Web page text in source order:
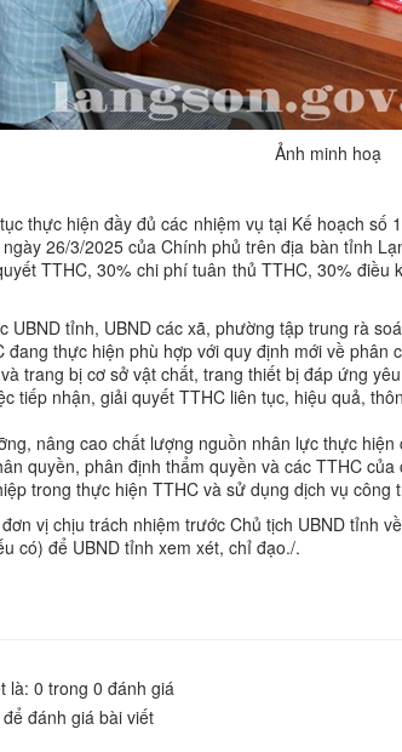
Ảnh minh hoạ
thực hiện đầy đủ các nhiệm vụ tại Kế hoạch số
26/3/2025 của Chính phủ trên địa bàn tỉnh
TTHC, 30% chi phí tuân thủ TTHC, 30%
UBND tỉnh, UBND các xã, phường tập trung rà
đang thực hiện phù hợp với quy định mới về
trang bị cơ sở vật chất, trang thiết bị đáp ứng
tiếp nhận, giải quyết TTHC liên tục, hiệu quả,
nâng cao chất lượng nguồn nhân lực thực
quyền, phân định thẩm quyền và các TTHC
trong thực hiện TTHC và sử dụng dịch vụ
vị chịu trách nhiệm trước Chủ tịch UBND tỉnh
có) để UBND tỉnh xem xét, chỉ đạo./.
là: 0 trong 0 đánh giá
đánh giá bài viết